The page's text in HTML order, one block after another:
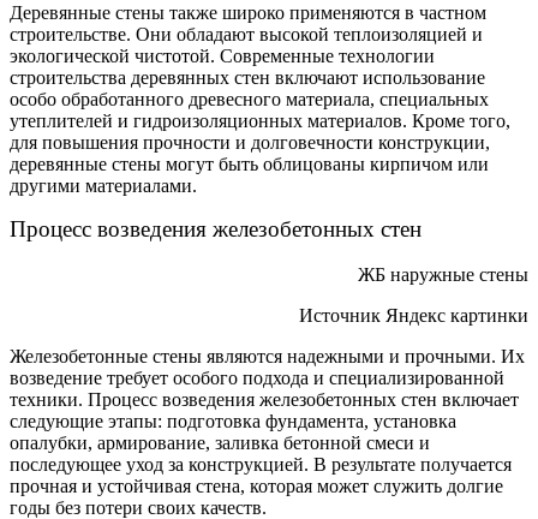
Деревянные стены также широко применяются в частном
строительстве. Они обладают высокой теплоизоляцией и
экологической чистотой. Современные технологии
строительства деревянных стен включают использование
особо обработанного древесного материала, специальных
утеплителей и гидроизоляционных материалов. Кроме того,
для повышения прочности и долговечности конструкции,
деревянные стены могут быть облицованы кирпичом или
другими материалами.
Процесс возведения железобетонных стен
ЖБ наружные стены
Источник Яндекс картинки
Железобетонные стены являются надежными и прочными. Их
возведение требует особого подхода и специализированной
техники. Процесс возведения железобетонных стен включает
следующие этапы: подготовка фундамента, установка
опалубки, армирование, заливка бетонной смеси и
последующее уход за конструкцией. В результате получается
прочная и устойчивая стена, которая может служить долгие
годы без потери своих качеств.